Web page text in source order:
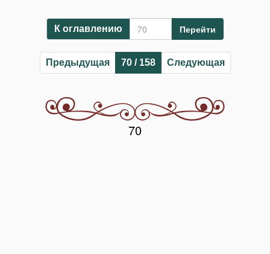
К оглавлению Перейти
Предыдущая 70 / 158 Следующая
70